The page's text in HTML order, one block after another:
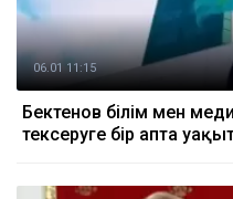
06.01 11:15
Бектенов білім мен
тексеруге бір апта